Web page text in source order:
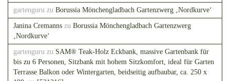
gartenguru zu Borussia Mönchengladbach Gartenzwerg ‚Nordkurve‘
Janina Cremanns zu Borussia Mönchengladbach Gartenzwerg
‚Nordkurve‘
gartenguru zu SAM® Teak-Holz Eckbank, massive Gartenbank für
bis zu 6 Personen, Sitzbank mit hohem Sitzkomfort, ideal für Garten
Terrasse Balkon oder Wintergarten, beidseitig aufbaubar, ca. 250 x